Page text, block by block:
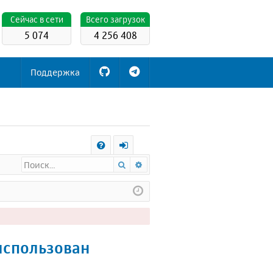
Всего загрузок
4 256 408
Cейчас в сети
5 074
Поддержка
Q
х
о
д
Поиск